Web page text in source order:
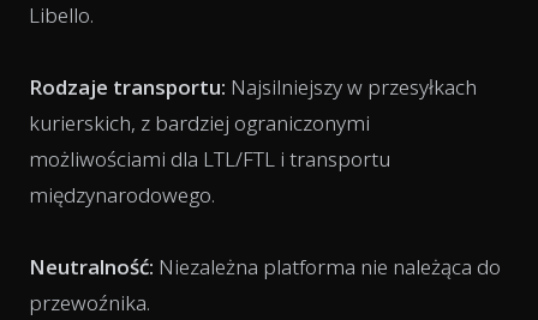
Libello.
Rodzaje transportu: Najsilniejszy w przesyłkach
kurierskich, z bardziej ograniczonymi
możliwościami dla LTL/FTL i transportu
międzynarodowego.
Neutralność: Niezależna platforma nie należąca do
przewoźnika.